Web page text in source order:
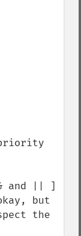
and || ]
but
the